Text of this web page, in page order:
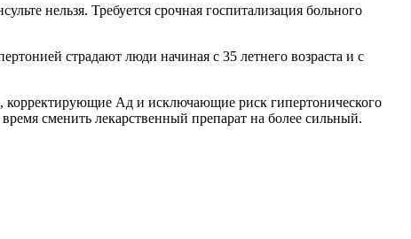
нельзя. Требуется срочная госпитализация больного
страдают люди начиная с 35 летнего возраста и с
корректирующие Ад и исключающие риск гипертонического
сменить лекарственный препарат на более сильный.